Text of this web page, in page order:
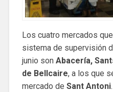
Los cuatro mercados
sistema de supervisión
junio son Abacería,
de Bellcaire, a los que
mercado de Sant Antoni.